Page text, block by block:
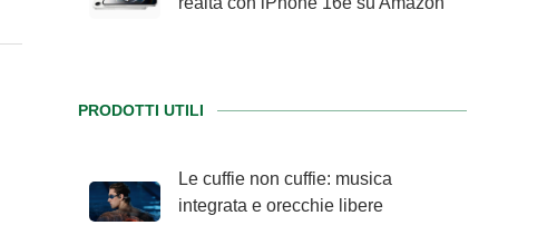
PRODOTTI UTILI
Le cuffie non cuffie: musica
integrata e orecchie libere